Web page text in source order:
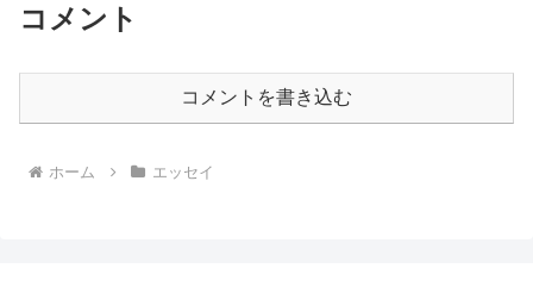
コメント
コメントを書き込む
ホーム エッセイ